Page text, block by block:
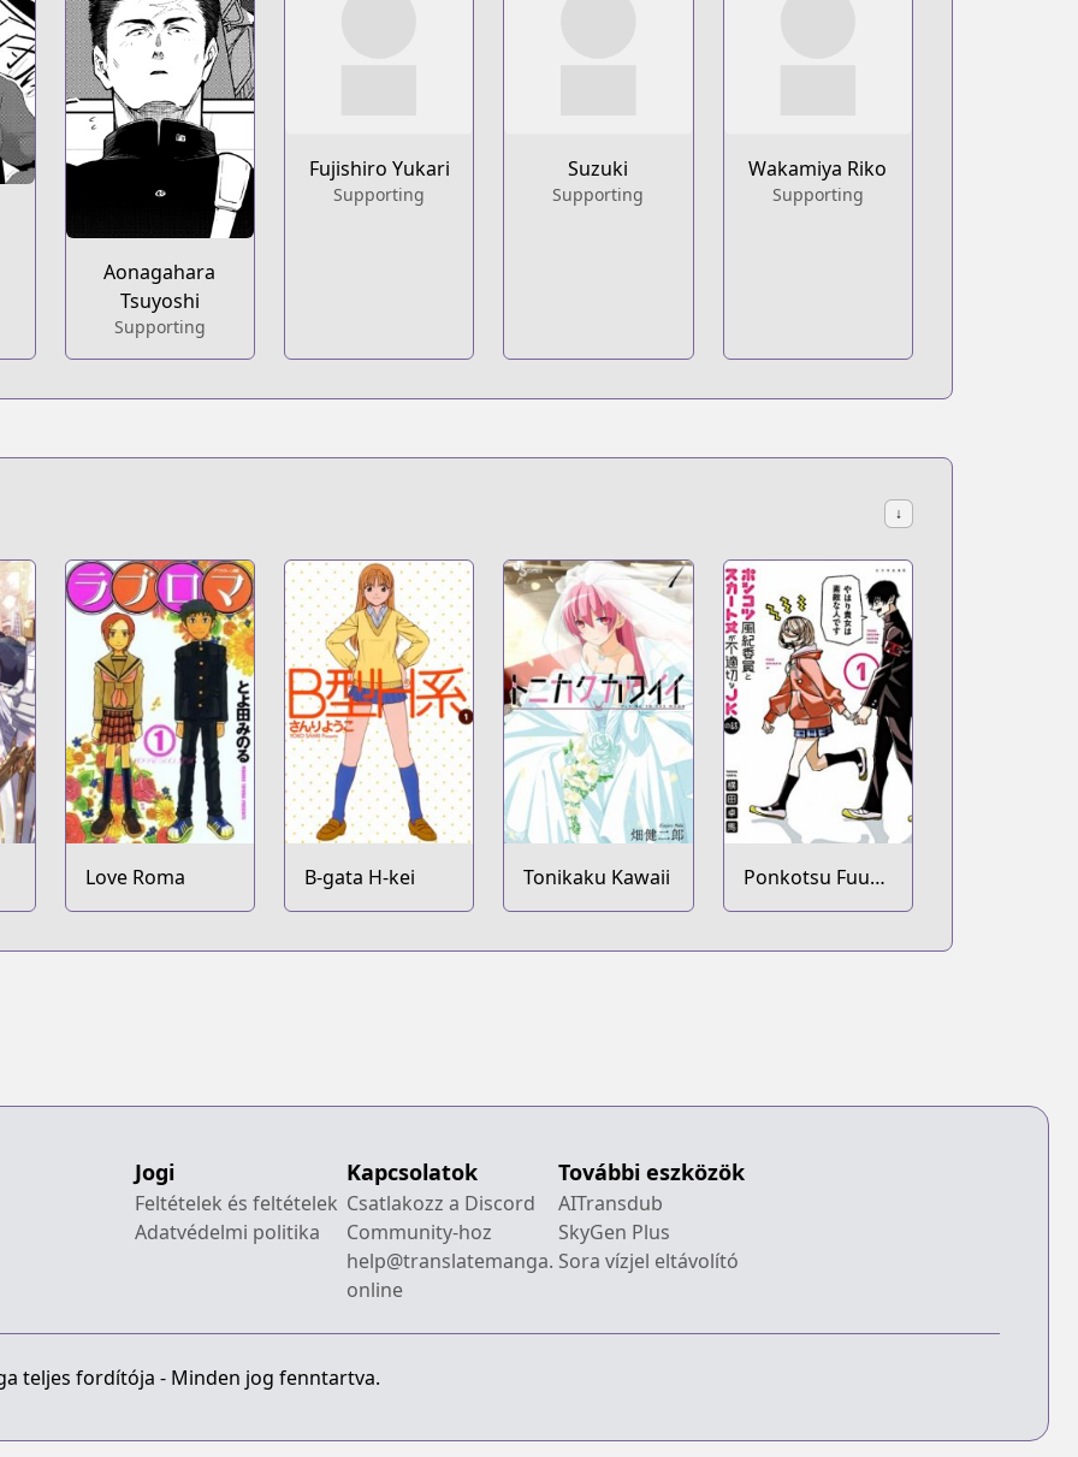
Aonagahara
Tsuyoshi
Supporting
Fujishiro Yukari
Supporting
Suzuki
Supporting
Wakamiya Riko
Supporting
↓
Love Roma B-gata H-kei Tonikaku Kawaii
Ponkotsu Fuuki
Iin to Skirt-take
Jogi
Feltételek és feltételek
Adatvédelmi politika
Kapcsolatok
Csatlakozz a Discord
Community-hoz
help@translatemanga.
online
További eszközök
AITransdub
SkyGen Plus
Sora vízjel eltávolító
teljes fordítója - Minden jog fenntartva.